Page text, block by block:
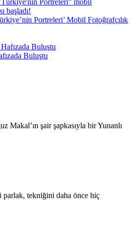
Portreleri’ Mobil Fotoğrafçılık
Buluştu
Makal’ın şair şapkasıyla bir Yunanlı
parlak, tekniğini daha önce hiç